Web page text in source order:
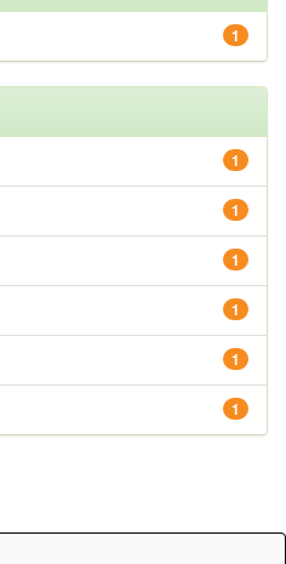
1
1
1
1
1
1
1